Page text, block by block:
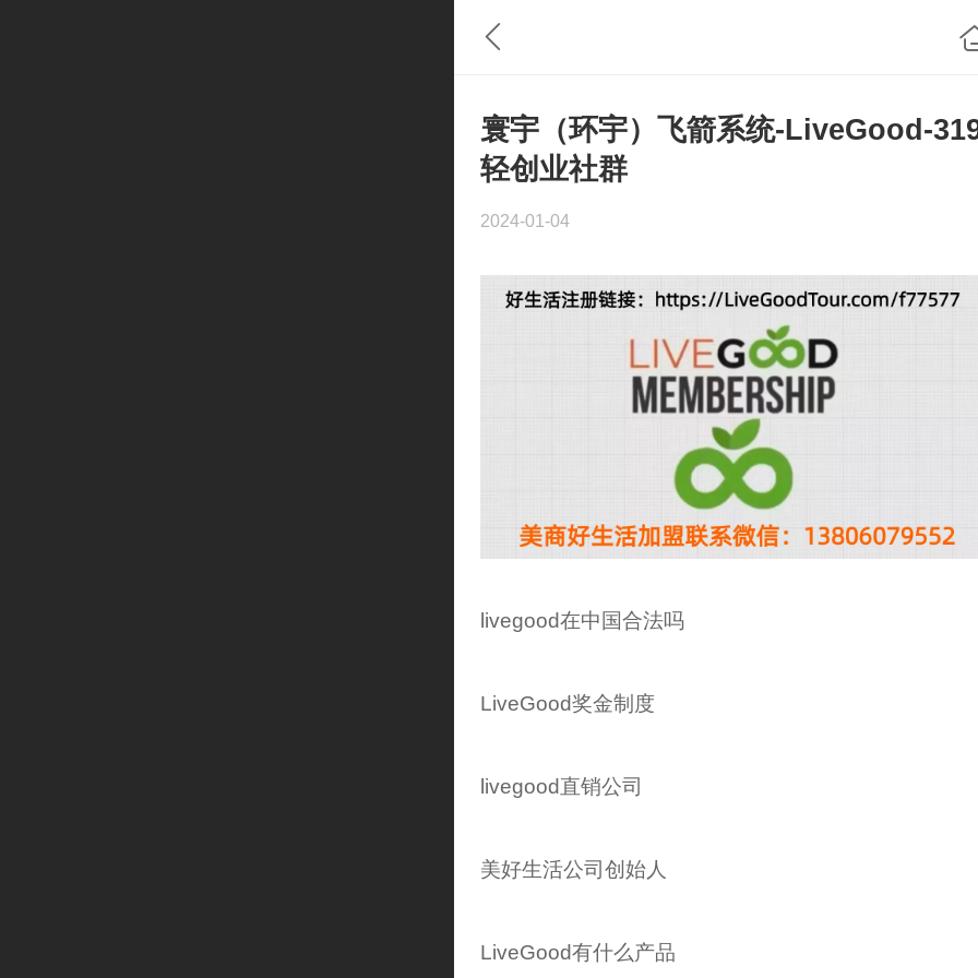
寰宇（环宇）飞箭系统-LiveGood-
轻创业社群
2024-01-04
livegood在中国合法吗
LiveGood奖金制度
livegood直销公司
美好生活公司创始人
LiveGood有什么产品